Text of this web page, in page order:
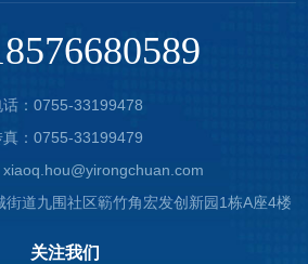
话：0755-33199478
真：0755-33199479
道九围社区簕竹角宏发创新园1栋A座4楼
关注我们